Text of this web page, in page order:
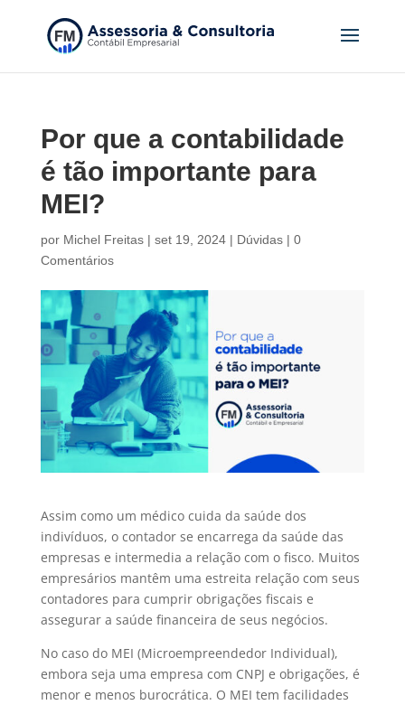
Por que a contabilidade
é tão importante para
MEI?
por Michel Freitas| set 19, 2024| Dúvidas| 0
Comentários
Assim como um médico cuida da saúde dos
indivíduos, o contador se encarrega da saúde das
empresas e intermedia a relação com o fisco. Muitos
empresários mantêm uma estreita relação com seus
contadores para cumprir obrigações fiscais e
assegurar a saúde financeira de seus negócios.
No caso do MEI (Microempreendedor Individual),
embora seja uma empresa com CNPJ e obrigações, é
menor e menos burocrática. O MEI tem facilidades